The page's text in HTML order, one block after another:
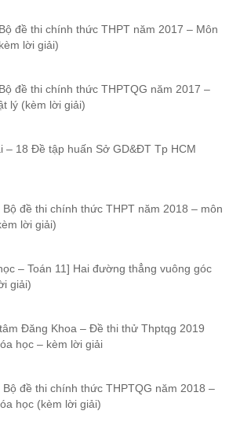
đề thi chính thức THPT năm 2017 – Môn
lời giải)
đề thi chính thức THPTQG năm 2017 –
lý (kèm lời giải)
– 18 Đề tập huấn Sở GD&ĐT Tp HCM
Bộ đề thi chính thức THPT năm 2018 – môn
lời giải)
– Toán 11] Hai đường thẳng vuông góc
giải)
Đăng Khoa – Đề thi thử Thptqg 2019
học – kèm lời giải
Bộ đề thi chính thức THPTQG năm 2018 –
học (kèm lời giải)